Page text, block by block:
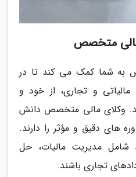
متخصص
به شما کمک می کند تا در
مالیاتی و تجاری، از خود و
وکلای مالی متخصص دانش
های دقیق و مؤثر را دارند.
شامل مدیریت مالیات، حل
تجاری باشند.